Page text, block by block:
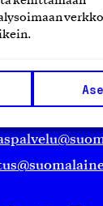
työ ry
Helsinki